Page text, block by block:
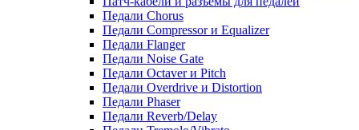
Педали Chorus
Педали Compressor и Equalizer
Педали Flanger
Педали Noise Gate
Педали Octaver и Pitch
Педали Overdrive и Distortion
Педали Phaser
Педали Reverb/Delay